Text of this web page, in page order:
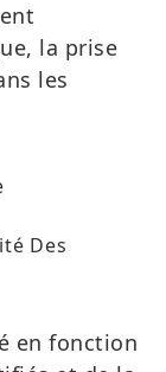
la prise
les
Des
en fonction